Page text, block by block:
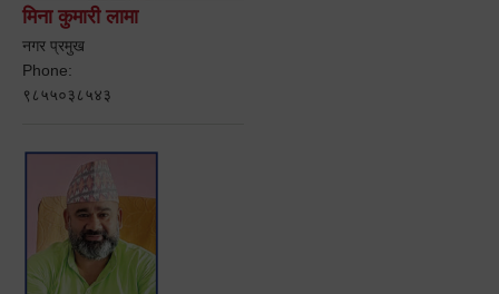
मिना कुमारी लामा
नगर प्रमुख
Phone:
९८५५०३८५४३